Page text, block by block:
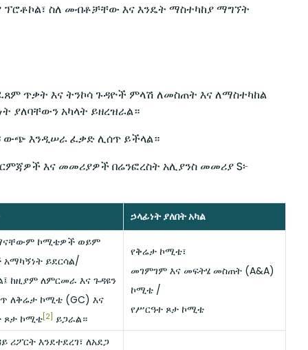
ስለ መብቶቻቸው እና እንዴት ማስተካከያ ማግኘት
ጥቃት እና ትንኮሳ ጉዳዮች ምላሽ ለመስጠት እና ለማስተካከል
ያለባቸውን አካላት ይዘረዝራል።
ውጭ እንዲሠራ ፈቃድ ሊሰጥ ይችላል።
እና መመሪያዎች በሬንፎረስት አሊያንስ መመሪያ S፦
ኃላፊነት ያለበት አካል
ኮሚቴዎች ወይም
አማካኝነት ይደርሳል/
ከዚያም ለምርመራ እና ጉዳዩን
ለቅሬታ ኮሚቴ (GC) እና
ጾታ ኮሚቴ[2] ይጋራል።
የቅሬታ ኮሚቴ፣
መገምገም እና መፍትሄ መስጠት (A&A)
ኮሚቴ /
የሥርዓተ ጾታ ኮሚቴ
ሪፖርት እንደተደረገ፣ ለአደጋ